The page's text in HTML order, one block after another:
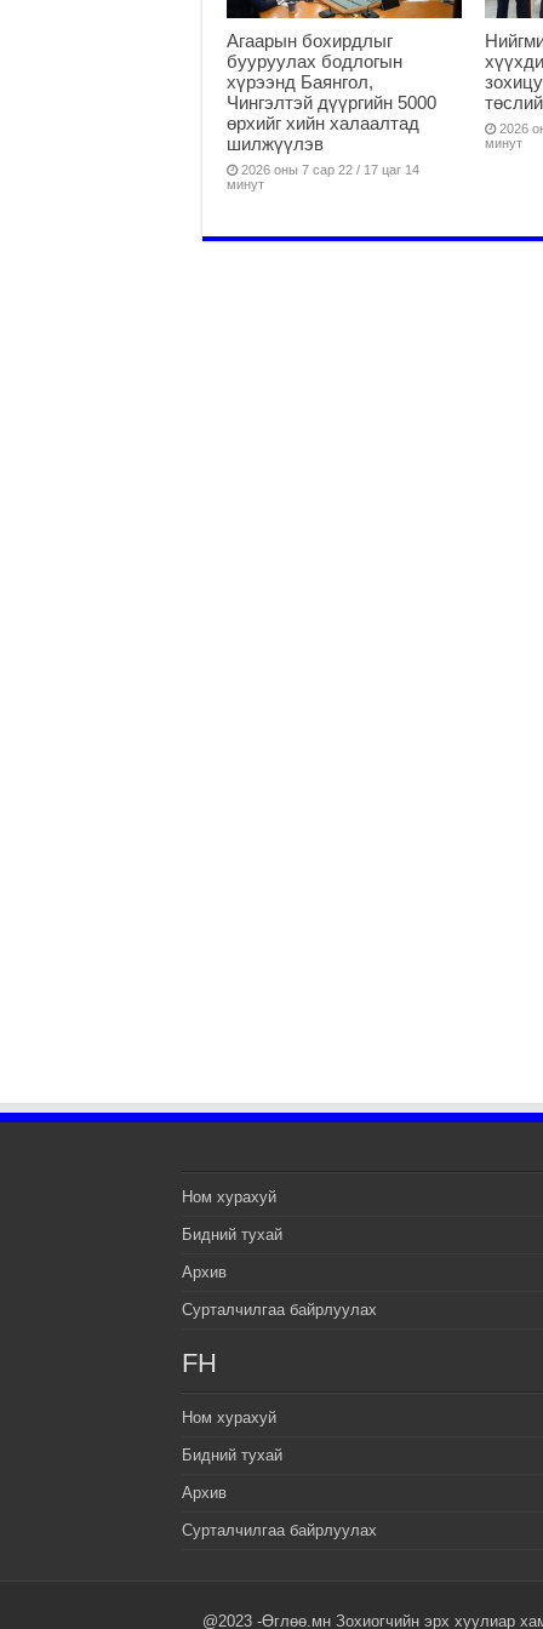
Агаарын бохирдлыг
бууруулах бодлогын
хүрээнд Баянгол,
Чингэлтэй дүүргийн 5000
өрхийг хийн халаалтад
шилжүүлэв
2026 оны 7 сар 22 / 17 цаг 14
минут
2026
минут
Ном хурахуй
Бидний тухай
Архив
Сурталчилгаа байрлуулах
FH
Ном хурахуй
Бидний тухай
Архив
Сурталчилгаа байрлуулах
@2023 -Өглөө.мн Зохиогчийн эрх хуулиар